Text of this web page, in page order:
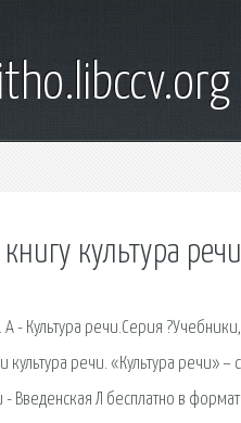
книгу культура
А - Культура речи.Серия
культура речи. «Культура речи»
- Введенская Л бесплатно в